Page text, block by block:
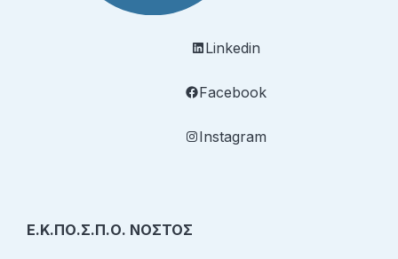
Linkedin
Facebook
Instagram
Ε.Κ.ΠΟ.Σ.Π.Ο. ΝΟΣΤΟΣ